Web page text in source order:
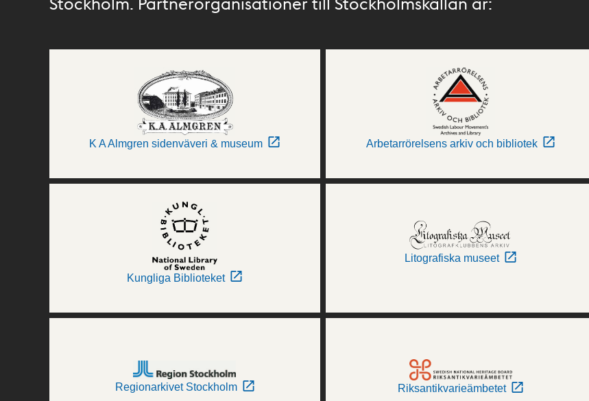
K A Almgren sidenväveri & museum Arbetarrörelsens arkiv och bibliotek
Kungliga Biblioteket
Litografiska museet
Regionarkivet Stockholm Riksantikvarieämbetet